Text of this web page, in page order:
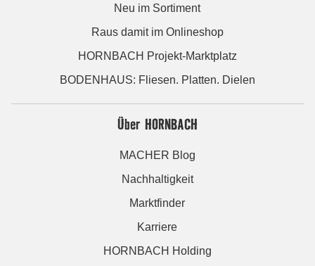
Neu im Sortiment
Raus damit im Onlineshop
HORNBACH Projekt-Marktplatz
BODENHAUS: Fliesen. Platten. Dielen
Über HORNBACH
MACHER Blog
Nachhaltigkeit
Marktfinder
Karriere
HORNBACH Holding